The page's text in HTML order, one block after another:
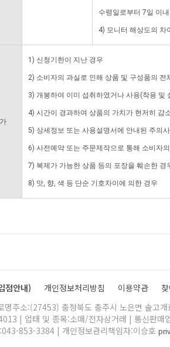
수령일로부터 7일 이
4) 모니터 해상도의 차
1) 신청기한이 지난 경우
2) 소비자의 과실로 인해 상품 및 구성품의
3) 개봉하여 이미 섭취하였거나 사용(착용 및
4) 시간이 경과하여 상품의 가치가 현저히 감
5) 상세정보 또는 사용설명서에 안내된 주의
6) 사전예약 또는 주문제작으로 통해 소비자
7) 복제가 가능한 상품 등의 포장을 훼손한 경
8) 맛, 향, 색 등 단순 기호차이에 의한 경우
점안내) 개인정보처리방침 이용약관
명주소:(27453) 충청북도 충주시 노은면 솔고
| 업태 및 종목:소매/전자상거래 | 통신판매
853-3384 | 개인정보관리책임자:이승호